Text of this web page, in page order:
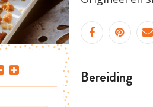
bereiding